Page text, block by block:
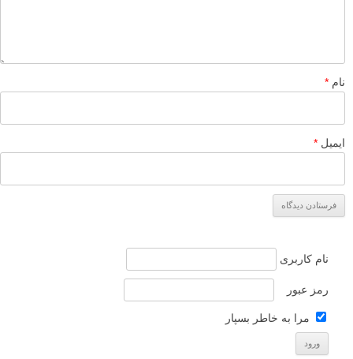
نام *
ایمیل *
نام کاربری
رمز عبور
مرا به خاطر بسپار